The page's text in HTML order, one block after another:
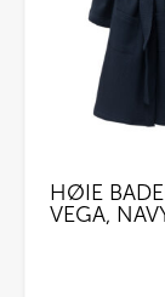
HØIE
VEGA,